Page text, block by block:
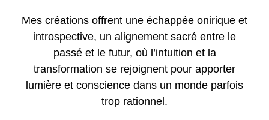
Mes créations offrent une échappée onirique et
introspective, un alignement sacré entre le
passé et le futur, où l’intuition et la
transformation se rejoignent pour apporter
lumière et conscience dans un monde parfois
trop rationnel.